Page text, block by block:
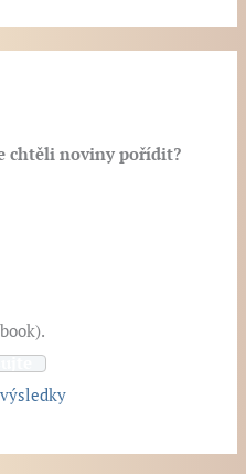
chtěli noviny pořídit?